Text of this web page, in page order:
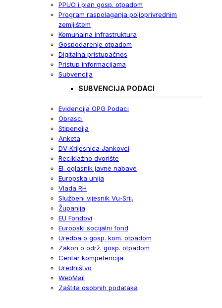
PPUO i plan gosp. otpadom
Program raspolaganja poljoprivrednim
zemljištem
Komunalna infrastruktura
Gospodarenje otpadom
Digitalna pristupačnos
Pristup informacijama
Subvencija
SUBVENCIJA PODACI
Evidencija OPG Podaci
Obrasci
Stipendija
Anketa
DV Krijesnica Jankovci
Reciklažno dvorište
El. oglasnik javne nabave
Europska unija
Vlada RH
Službeni vijesnik Vu-Srij.
Županija
EU Fondovi
Europski socijalni fond
Uredba o gosp. kom. otpadom
Zakon o održ. gosp. otpadom
Centar kompetencija
Uredništvo
WebMail
Zaštita osobnih podataka